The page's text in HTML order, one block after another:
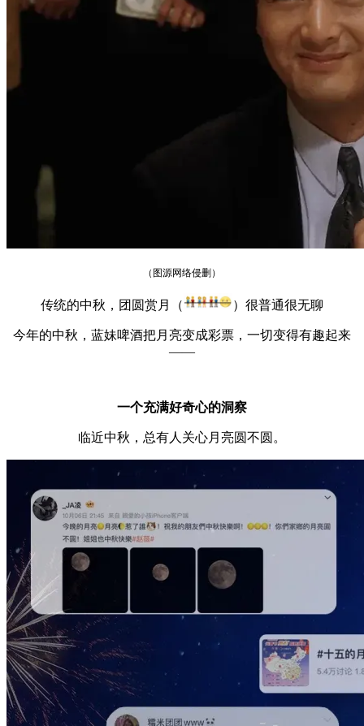
（图源网络侵删）
传统的中秋，团圆赏月（ ）很普通很无聊
今年的中秋，蓝妹啤酒把月亮变成彩票，一切变得有趣起来
——
一个充满好奇心的洞察
临近中秋，总有人关心月亮圆不圆。